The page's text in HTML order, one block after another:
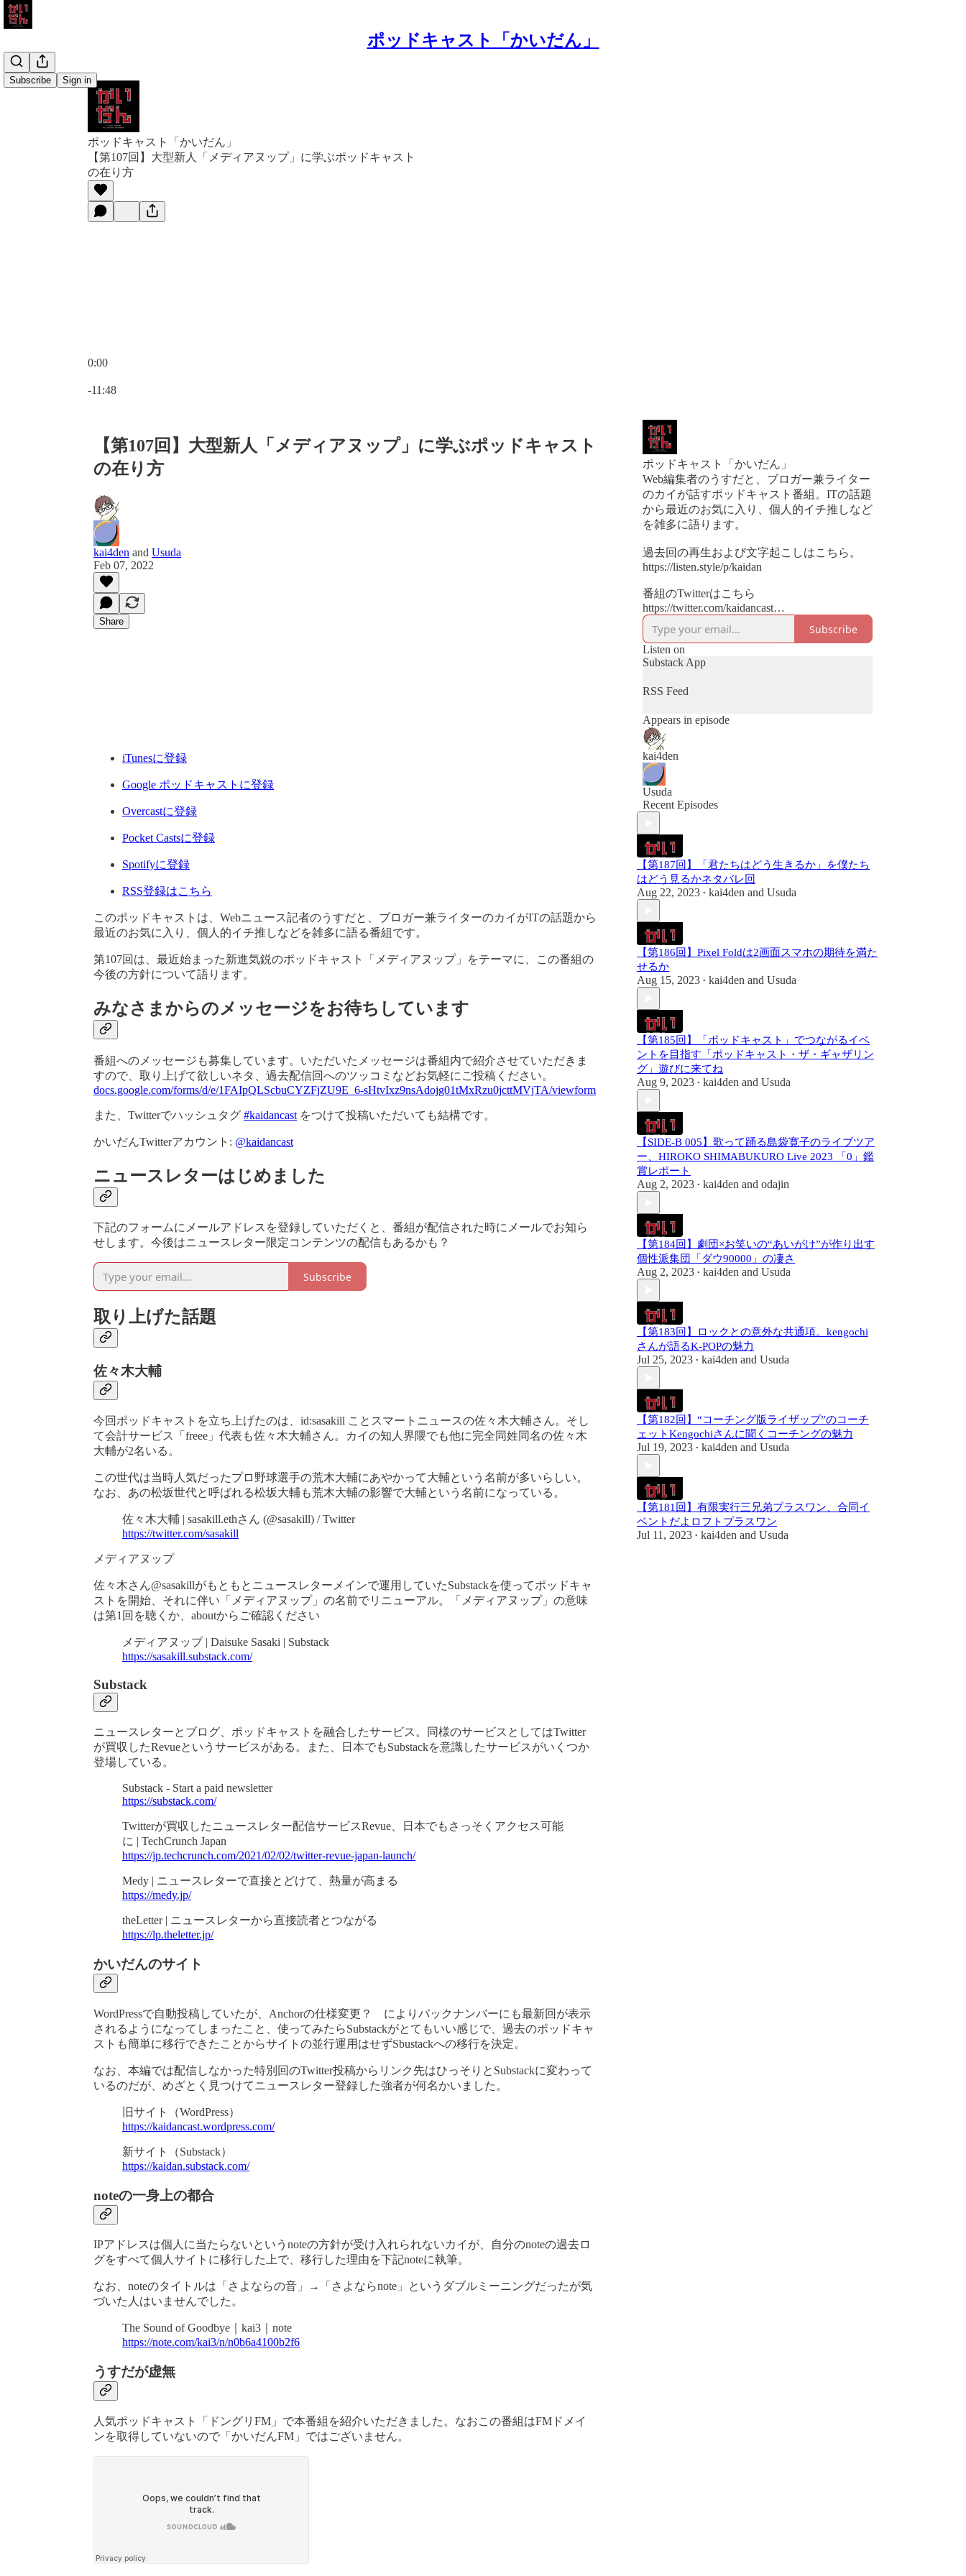
ポッドキャスト「かいだん」
Subscribe Sign in
ポッドキャスト「かいだん」
【第107回】大型新人「メディアヌップ」に学ぶポッドキャスト
の在り方
0:00
-11:48
【第107回】大型新人「メディアヌップ」に学ぶポッドキャスト
の在り方
kai4den and Usuda
Feb 07, 2022
Share
iTunesに登録
Google ポッドキャストに登録
Overcastに登録
Pocket Castsに登録
Spotifyに登録
RSS登録はこちら
このポッドキャストは、Webニュース記者のうすだと、ブロガー兼ライターのカイがITの話題から
最近のお気に入り、個人的イチ推しなどを雑多に語る番組です。
第107回は、最近始まった新進気鋭のポッドキャスト「メディアヌップ」をテーマに、この番組の
今後の方針について語ります。
みなさまからのメッセージをお待ちしています
番組へのメッセージも募集しています。いただいたメッセージは番組内で紹介させていただきま
すので、取り上げて欲しいネタ、過去配信回へのツッコミなどお気軽にご投稿ください。
docs.google.com/forms/d/e/1FAIpQLScbuCYZFjZU9E_6-sHtvIxz9nsAdojg01tMxRzu0jcttMVjTA/viewform
また、Twitterでハッシュタグ #kaidancast をつけて投稿いただいても結構です。
かいだんTwitterアカウント: @kaidancast
ニュースレターはじめました
下記のフォームにメールアドレスを登録していただくと、番組が配信された時にメールでお知ら
せします。今後はニュースレター限定コンテンツの配信もあるかも？
Subscribe
取り上げた話題
佐々木大輔
今回ポッドキャストを立ち上げたのは、id:sasakill ことスマートニュースの佐々木大輔さん。そし
て会計サービス「freee」代表も佐々木大輔さん。カイの知人界隈でも他に完全同姓同名の佐々木
大輔が2名いる。
この世代は当時人気だったプロ野球選手の荒木大輔にあやかって大輔という名前が多いらしい。
なお、あの松坂世代と呼ばれる松坂大輔も荒木大輔の影響で大輔という名前になっている。
佐々木大輔 | sasakill.ethさん (@sasakill) / Twitter
https://twitter.com/sasakill
メディアヌップ
佐々木さん@sasakillがもともとニュースレターメインで運用していたSubstackを使ってポッドキャ
ストを開始、それに伴い「メディアヌップ」の名前でリニューアル。「メディアヌップ」の意味
は第1回を聴くか、aboutからご確認ください
メディアヌップ | Daisuke Sasaki | Substack
https://sasakill.substack.com/
Substack
ニュースレターとブログ、ポッドキャストを融合したサービス。同様のサービスとしてはTwitter
が買収したRevueというサービスがある。また、日本でもSubstackを意識したサービスがいくつか
登場している。
Substack - Start a paid newsletter
https://substack.com/
Twitterが買収したニュースレター配信サービスRevue、日本でもさっそくアクセス可能
に | TechCrunch Japan
https://jp.techcrunch.com/2021/02/02/twitter-revue-japan-launch/
Medy | ニュースレターで直接とどけて、熱量が高まる
https://medy.jp/
theLetter | ニュースレターから直接読者とつながる
https://lp.theletter.jp/
かいだんのサイト
WordPressで自動投稿していたが、Anchorの仕様変更？ によりバックナンバーにも最新回が表示
されるようになってしまったこと、使ってみたらSubstackがとてもいい感じで、過去のポッドキャ
ストも簡単に移行できたことからサイトの並行運用はせずSbustackへの移行を決定。
なお、本編では配信しなかった特別回のTwitter投稿からリンク先はひっそりとSubstackに変わって
いるのだが、めざとく見つけてニュースレター登録した強者が何名かいました。
旧サイト（WordPress）
https://kaidancast.wordpress.com/
新サイト（Substack）
https://kaidan.substack.com/
noteの一身上の都合
IPアドレスは個人に当たらないというnoteの方針が受け入れられないカイが、自分のnoteの過去ロ
グをすべて個人サイトに移行した上で、移行した理由を下記noteに執筆。
なお、noteのタイトルは「さよならの音」→「さよならnote」というダブルミーニングだったが気
づいた人はいませんでした。
The Sound of Goodbye｜kai3｜note
https://note.com/kai3/n/n0b6a4100b2f6
うすだが虚無
人気ポッドキャスト「ドングリFM」で本番組を紹介いただきました。なおこの番組はFMドメイ
ンを取得していないので「かいだんFM」ではございません。
ポッドキャスト「かいだん」
Web編集者のうすだと、ブロガー兼ライター
のカイが話すポッドキャスト番組。ITの話題
から最近のお気に入り、個人的イチ推しなど
を雑多に語ります。
過去回の再生および文字起こしはこちら。
https://listen.style/p/kaidan
番組のTwitterはこちら
https://twitter.com/kaidancast
番組へのお便りはこちら
https://docs.google.com/forms/d/e/1FAIpQLScbu
CYZFjZU9E_6-
m
番組の感想や要望を投稿できるDiscordコミ
ュニティを始めました。無料ですのでお気軽
にどうぞ。
かいだんのつぶやき（Discordコミュニテ
ィ）
https://discord.gg/uWFqJdrRPQ
あります。
https://twitter.com/i/communities/14978017717582
56132
Subscribe
Listen on
Substack App
RSS Feed
Appears in episode
kai4den
Usuda
Recent Episodes
【第187回】「君たちはどう生きるか」を僕たち
はどう見るかネタバレ回
Aug 22, 2023 • kai4den and Usuda
【第186回】Pixel Foldは2画面スマホの期待を満た
せるか
Aug 15, 2023 • kai4den and Usuda
【第185回】「ポッドキャスト」でつながるイベ
ントを目指す「ポッドキャスト・ザ・ギャザリン
グ」遊びに来てね
Aug 9, 2023 • kai4den and Usuda
【SIDE-B 005】歌って踊る島袋寛子のライブツア
ー、HIROKO SHIMABUKURO Live 2023 「0」鑑
賞レポート
Aug 2, 2023 • kai4den and odajin
【第184回】劇団×お笑いの“あいがけ”が作り出す
個性派集団「ダウ90000」の凄さ
Aug 2, 2023 • kai4den and Usuda
【第183回】ロックとの意外な共通項。kengochi
さんが語るK-POPの魅力
Jul 25, 2023 • kai4den and Usuda
【第182回】“コーチング版ライザップ”のコーチ
ェットKengochiさんに聞くコーチングの魅力
Jul 19, 2023 • kai4den and Usuda
【第181回】有限実行三兄弟プラスワン、合同イ
ベントだよロフトプラスワン
Jul 11, 2023 • kai4den and Usuda